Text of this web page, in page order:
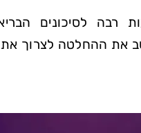
רבה לסיכונים
את ההחלטה לצרוך את